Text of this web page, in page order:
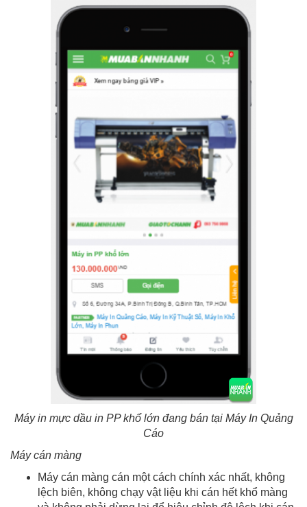
Máy in mực dầu in PP khổ lớn đang bán tại Máy In Quảng
Cáo
Máy cán màng
Máy cán màng cán một cách chính xác nhất, không
lệch biên, không chạy vật liệu khi cán hết khổ màng